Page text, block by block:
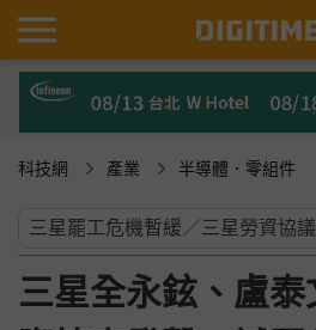
科技網 產業 半導體．零組件
三星全永鉉、盧